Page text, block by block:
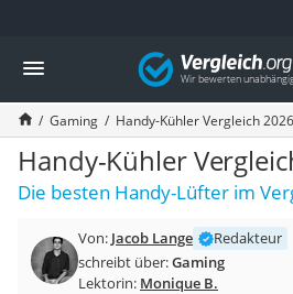
Die beliebtesten Vergleiche nach
Elektronik
Powerstation
Monitor 32 Zoll 4K
Fernseher
Drucker
Desktop-PC
Diascanner
Laser-Multifunktionsdrucker
Vergleich
Gaming Handy-Kühler Vergleich 2026
Handy-Kühler
Die besten Handy-Lüfter im
Von: Jacob Lange
Redakteur
schreibt über:Gaming
Lektorin: Monique B.